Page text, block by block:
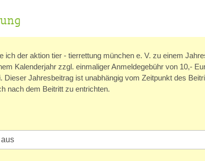
ich der aktion tier - tierrettung münchen e. V. zu einem
Kalenderjahr zzgl. einmaliger Anmeldegebühr von 10,-
Dieser Jahresbeitrag ist unabhängig vom Zeitpunkt des
nach dem Beitritt zu entrichten.